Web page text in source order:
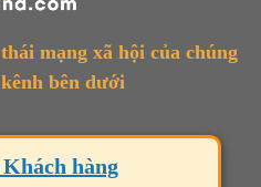
mạng xã hội của chúng
bên dưới
hàng